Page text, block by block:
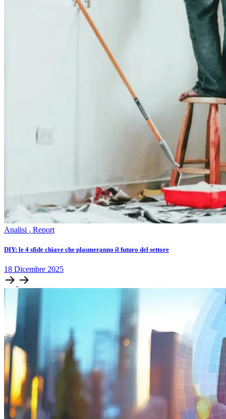
Analisi , Report
DIY: le 4 sfide chiave che plasmeranno il futuro del settore
18 Dicembre 2025